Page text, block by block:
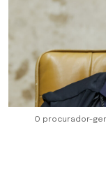
O procurador-